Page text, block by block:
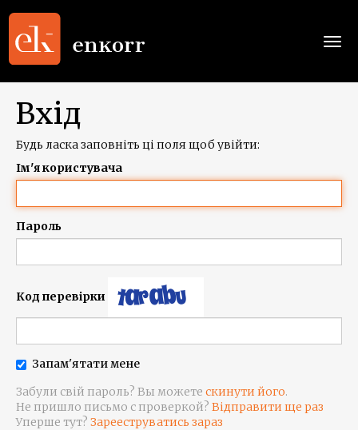
Вхід
Будь ласка заповніть ці поля щоб увійти:
Ім'я користувача
Пароль
Код перевірки
Запам'ятати мене
Забули свій пароль? Вы можете скинути його.
Не пришло письмо с проверкой? Відправити ще раз
Уперше тут? Зарееструватись зараз